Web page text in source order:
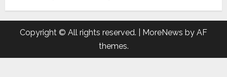
Copyright © All rights reserved. MoreNews by AF
themes.